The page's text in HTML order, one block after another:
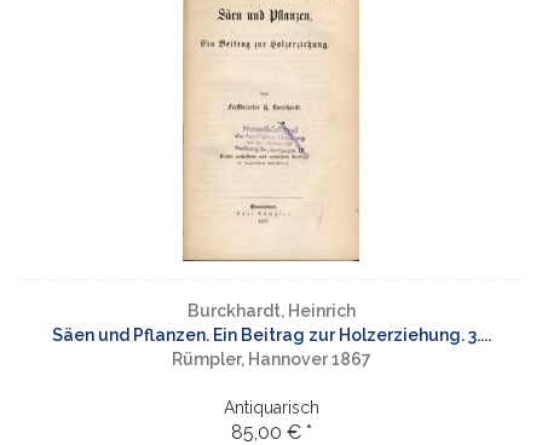
Burckhardt, Heinrich
Säen und Pflanzen. Ein Beitrag zur Holzerziehung. 3....
Rümpler, Hannover 1867
Antiquarisch
85,00 € *